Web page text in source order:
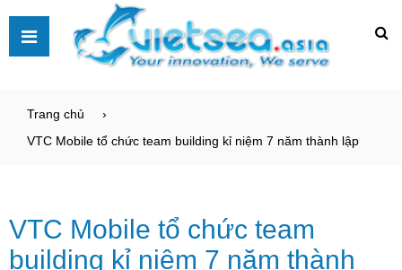
Trang chủ
VTC Mobile tổ chức team building kỉ niệm 7 năm thành lập
VTC Mobile tổ chức team
building kỉ niệm 7 năm thành